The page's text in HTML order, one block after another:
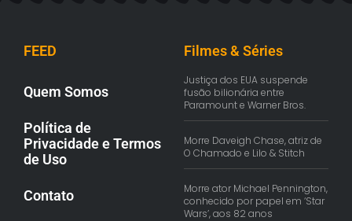
FEED
Quem Somos
Política de
Privacidade e Termos
de Uso
Contato
Filmes & Séries
Justiça dos EUA suspende
fusão bilionária entre
Paramount e Warner Bros.
Morre Daveigh Chase, atriz de
O Chamado e Lilo & Stitch
Morre ator Michael Pennington,
conhecido por papel em ‘Star
Wars’, aos 82 anos